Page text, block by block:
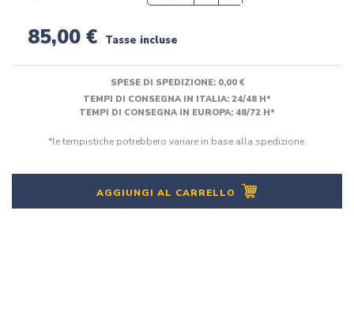
85,00 € Tasse incluse
SPESE DI SPEDIZIONE: 0,00 €
TEMPI DI CONSEGNA IN ITALIA: 24/48 H*
TEMPI DI CONSEGNA IN EUROPA: 48/72 H*
*le tempistiche potrebbero variare in base alla spedizione.
AGGIUNGI AL CARRELLO